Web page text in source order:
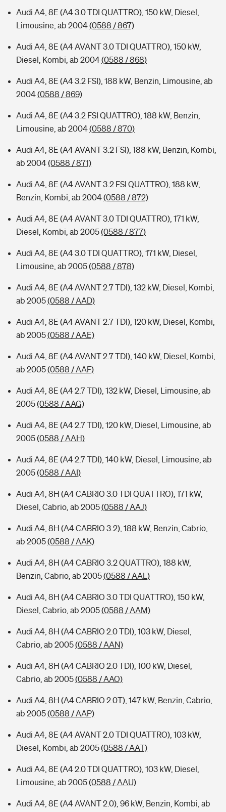
Audi A4, 8E (A4 3.0 TDI QUATTRO), 150 kW, Diesel,
Limousine, ab 2004(0588 / 867)
Audi A4, 8E (A4 AVANT 3.0 TDI QUATTRO), 150 kW,
Diesel, Kombi, ab 2004(0588 / 868)
Audi A4, 8E (A4 3.2 FSI), 188 kW, Benzin, Limousine, ab
2004(0588 / 869)
Audi A4, 8E (A4 3.2 FSI QUATTRO), 188 kW, Benzin,
Limousine, ab 2004(0588 / 870)
Audi A4, 8E (A4 AVANT 3.2 FSI), 188 kW, Benzin, Kombi,
ab 2004(0588 / 871)
Audi A4, 8E (A4 AVANT 3.2 FSI QUATTRO), 188 kW,
Benzin, Kombi, ab 2004(0588 / 872)
Audi A4, 8E (A4 AVANT 3.0 TDI QUATTRO), 171 kW,
Diesel, Kombi, ab 2005(0588 / 877)
Audi A4, 8E (A4 3.0 TDI QUATTRO), 171 kW, Diesel,
Limousine, ab 2005(0588 / 878)
Audi A4, 8E (A4 AVANT 2.7 TDI), 132 kW, Diesel, Kombi,
ab 2005(0588 / AAD)
Audi A4, 8E (A4 AVANT 2.7 TDI), 120 kW, Diesel, Kombi,
ab 2005(0588 / AAE)
Audi A4, 8E (A4 AVANT 2.7 TDI), 140 kW, Diesel, Kombi,
ab 2005(0588 / AAF)
Audi A4, 8E (A4 2.7 TDI), 132 kW, Diesel, Limousine, ab
2005(0588 / AAG)
Audi A4, 8E (A4 2.7 TDI), 120 kW, Diesel, Limousine, ab
2005(0588 / AAH)
Audi A4, 8E (A4 2.7 TDI), 140 kW, Diesel, Limousine, ab
2005(0588 / AAI)
Audi A4, 8H (A4 CABRIO 3.0 TDI QUATTRO), 171 kW,
Diesel, Cabrio, ab 2005(0588 / AAJ)
Audi A4, 8H (A4 CABRIO 3.2), 188 kW, Benzin, Cabrio,
ab 2005(0588 / AAK)
Audi A4, 8H (A4 CABRIO 3.2 QUATTRO), 188 kW,
Benzin, Cabrio, ab 2005(0588 / AAL)
Audi A4, 8H (A4 CABRIO 3.0 TDI QUATTRO), 150 kW,
Diesel, Cabrio, ab 2005(0588 / AAM)
Audi A4, 8H (A4 CABRIO 2.0 TDI), 103 kW, Diesel,
Cabrio, ab 2005(0588 / AAN)
Audi A4, 8H (A4 CABRIO 2.0 TDI), 100 kW, Diesel,
Cabrio, ab 2005(0588 / AAO)
Audi A4, 8H (A4 CABRIO 2.0T), 147 kW, Benzin, Cabrio,
ab 2005(0588 / AAP)
Audi A4, 8E (A4 AVANT 2.0 TDI QUATTRO), 103 kW,
Diesel, Kombi, ab 2005(0588 / AAT)
Audi A4, 8E (A4 2.0 TDI QUATTRO), 103 kW, Diesel,
Limousine, ab 2005(0588 / AAU)
Audi A4, 8E (A4 AVANT 2.0), 96 kW, Benzin, Kombi, ab